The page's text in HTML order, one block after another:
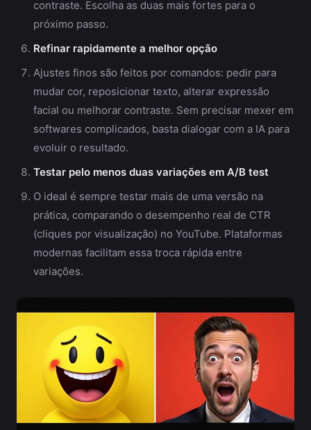
contraste. Escolha as duas mais fortes para o
próximo passo.
Refinar rapidamente a melhor opção
Ajustes finos são feitos por comandos: pedir para
mudar cor, reposicionar texto, alterar expressão
facial ou melhorar contraste. Sem precisar mexer em
softwares complicados, basta dialogar com a IA para
evoluir o resultado.
Testar pelo menos duas variações em A/B test
O ideal é sempre testar mais de uma versão na
prática, comparando o desempenho real de CTR
(cliques por visualização) no YouTube. Plataformas
modernas facilitam essa troca rápida entre
variações.